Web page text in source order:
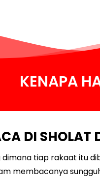
KENAPA
DI SHOLAT
dimana tiap rakaat itu
membacanya